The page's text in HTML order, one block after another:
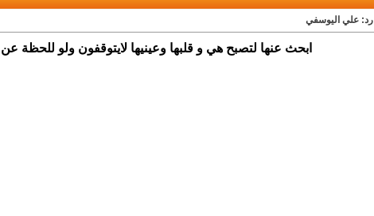
رد: علي اليوسفي
ابحث عنها لتصبح هي و قلبها وعينيها لايتوقفون ولو للحظة